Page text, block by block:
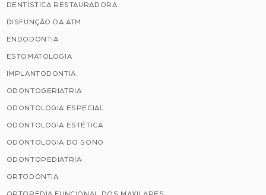
DENTÍSTICA RESTAURADORA
DISFUNÇÃO DA ATM
ENDODONTIA
ESTOMATOLOGIA
IMPLANTODONTIA
ODONTOGERIATRIA
ODONTOLOGIA ESPECIAL
ODONTOLOGIA ESTÉTICA
ODONTOLOGIA DO SONO
ODONTOPEDIATRIA
ORTODONTIA